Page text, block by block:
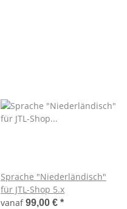
Sprache "Niederländisch"
für JTL-Shop 5.x
vanaf99,00 € *